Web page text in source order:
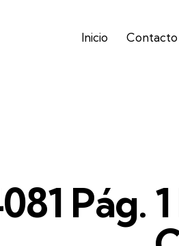
Inicio Contacto
Pág.